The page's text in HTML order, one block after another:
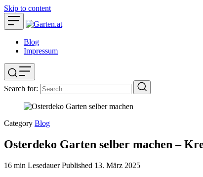
Skip to content
Blog
Impressum
Search for:
Category Blog
Osterdeko Garten selber machen –
16 min LesedauerPublished 13. März 2025